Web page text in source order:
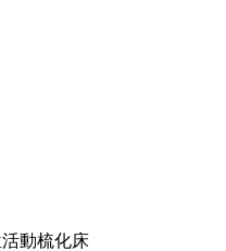
活動梳化床